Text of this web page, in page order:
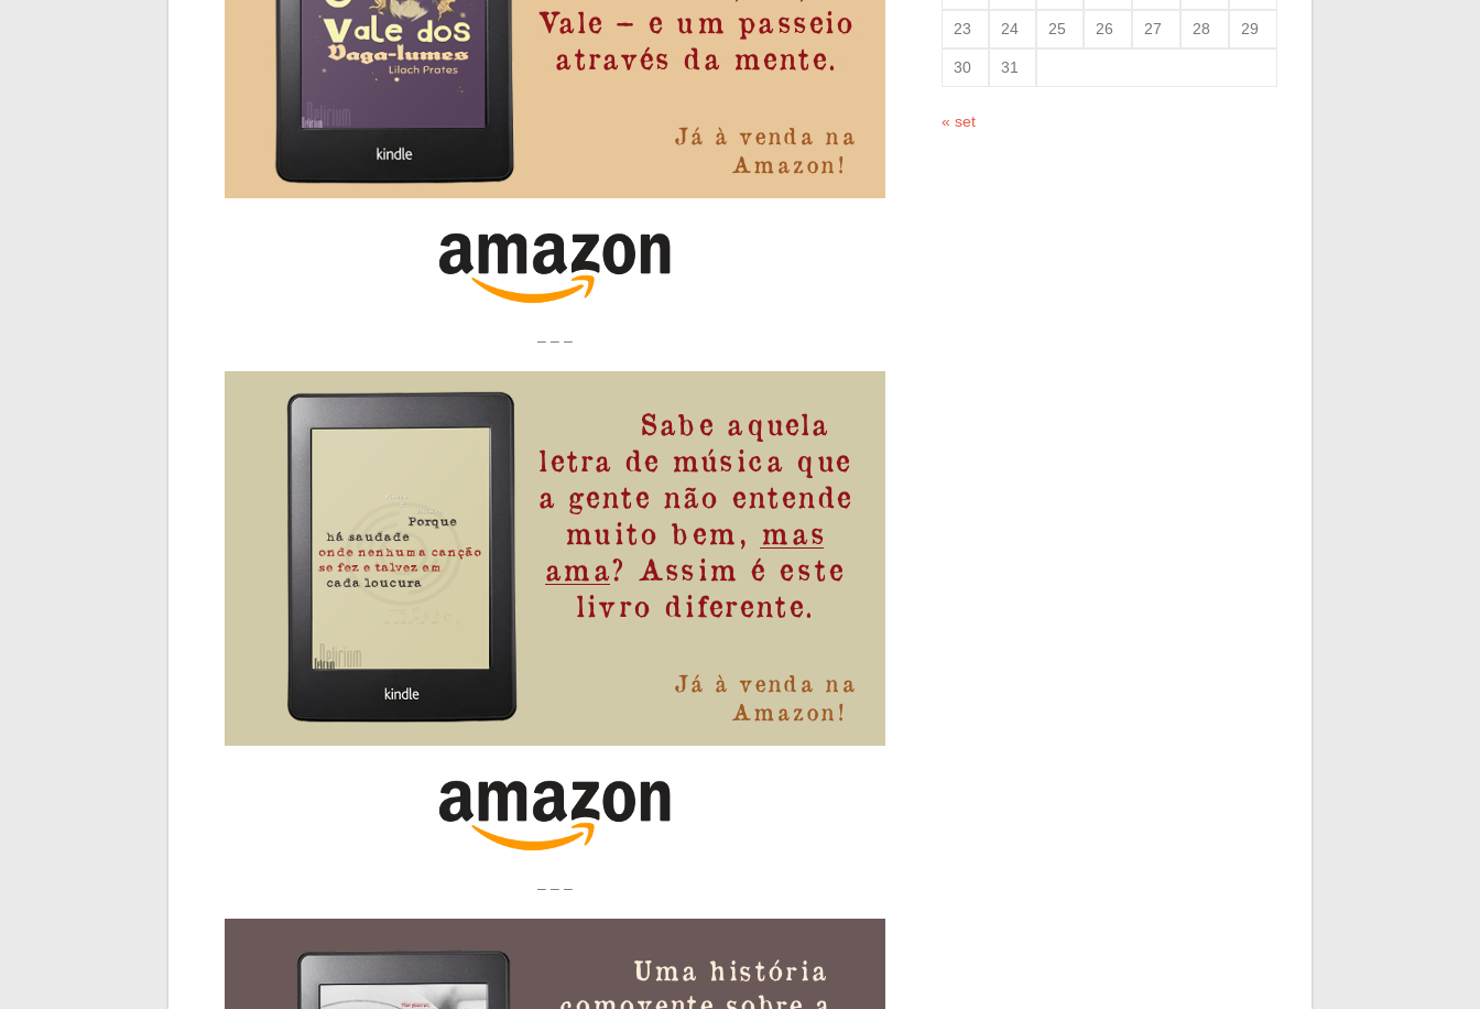
– – –
– – –
23 24 25 26 27 28 29
30 31
« set